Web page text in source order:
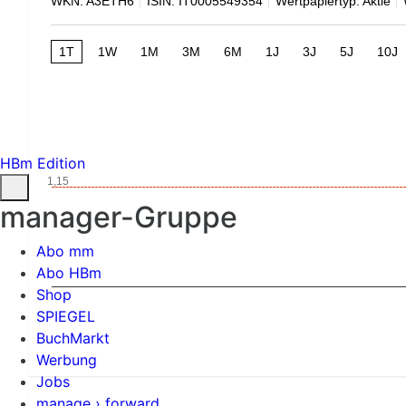
1T 1W 1M 3M 6M 1J 3J 5J 10J
1,15
HBm Edition
manager-Gruppe
Abo mm
Abo HBm
Shop
SPIEGEL
BuchMarkt
Werbung
Jobs